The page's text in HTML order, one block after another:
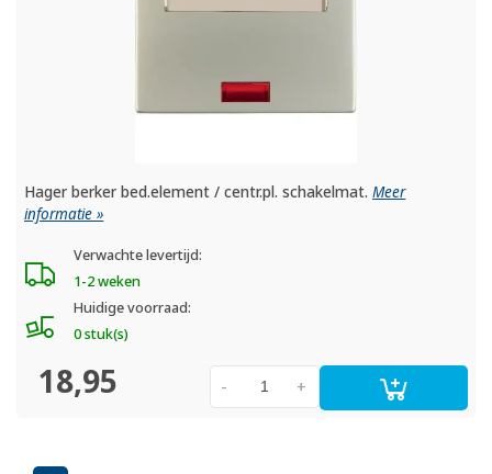
Hager berker bed.element / centr.pl. schakelmat.Meer
informatie »
Verwachte levertijd:
1-2 weken
Huidige voorraad:
0 stuk(s)
18,95 +
-